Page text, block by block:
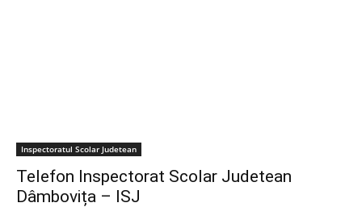
Inspectoratul Scolar Judetean
Telefon Inspectorat Scolar Judetean
Dâmbovița – ISJ